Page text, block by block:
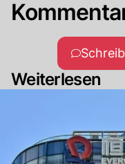
Weiterlesen